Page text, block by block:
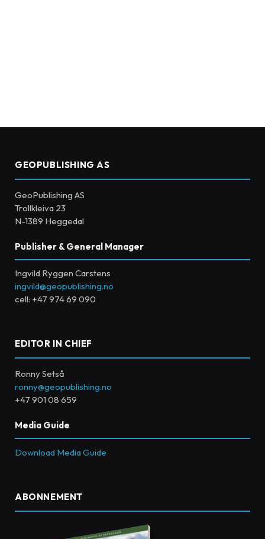
GEOPUBLISHING AS
GeoPublishing AS
Trollkleiva 23
N-1389 Heggedal
Publisher & General Manager
Ingvild Ryggen Carstens
ingvild@geopublishing.no
cell: +47 974 69 090
EDITOR IN CHIEF
Ronny Setså
ronny@geopublishing.no
+47 901 08 659
Media Guide
Download Media Guide
ABONNEMENT